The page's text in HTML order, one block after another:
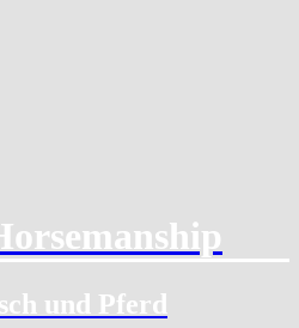
und Pferd